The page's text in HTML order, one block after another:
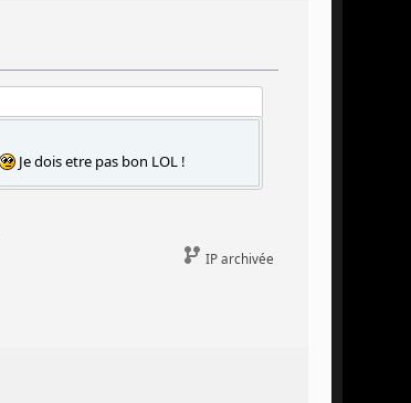
Je dois etre pas bon LOL !
IP archivée